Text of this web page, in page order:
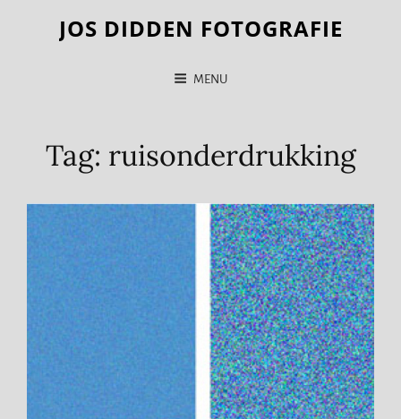
JOS DIDDEN FOTOGRAFIE
MENU
Tag: ruisonderdrukking